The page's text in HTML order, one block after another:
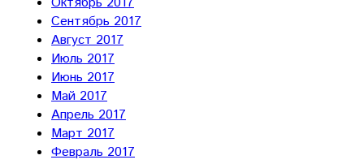
Сентябрь 2017
Август 2017
Июль 2017
Июнь 2017
Май 2017
Апрель 2017
Март 2017
Февраль 2017